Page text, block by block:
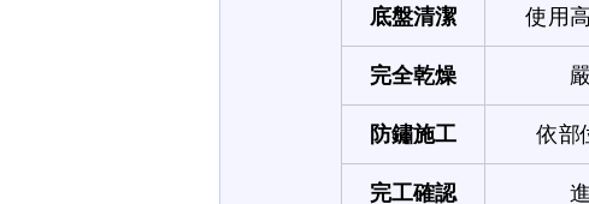
底盤清潔 使用
完全乾燥
防鏽施工 依部
完工確認